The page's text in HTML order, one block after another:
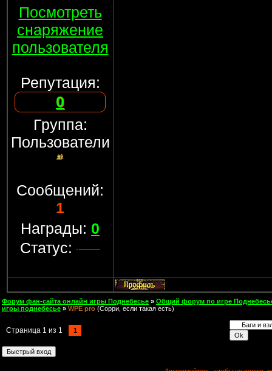
Посмотреть
снаряжение
пользователя
Репутация:
0
Группа:
Пользователи
Сообщений:
1
Награды: 0
Статус:
Форум фан-сайта онлайн игры Поднебесье » Общий форум по игре
игры поднебесье » WPE pro (Сорри, если такая есть)
Страница 1 из 1 1